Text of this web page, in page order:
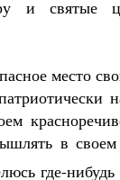
и святые
место
в
где-